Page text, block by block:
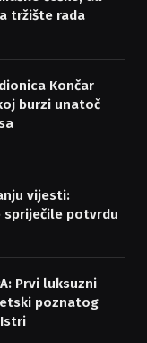
tržište rada
Končar
burzi unatoč
vijesti:
spriječile potvrdu
Prvi luksuzni
poznatog